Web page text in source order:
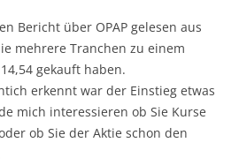
Bericht über OPAP gelesen aus
mehrere Tranchen zu einem
gekauft haben.
erkennt war der Einstieg etwas
mich interessieren ob Sie Kurse
ob Sie der Aktie schon den